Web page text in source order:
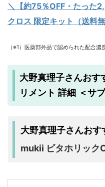
＼【約75％OFF・たった
クロス 限定キット（送料
（※1）医薬部外品で認められた配合
大野真理子さんおす
リメント 詳細 ＜サ
大野真理子さんおす
mukii ビタホリック